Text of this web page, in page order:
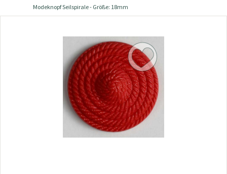
Modeknopf Seilspirale - Größe: 18mm